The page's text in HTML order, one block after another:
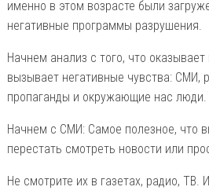
именно в этом возрасте были
негативные программы разрушения.
Начнем анализ с того, что
вызывает негативные чувства: СМИ,
пропаганды и окружающие нас люди.
Начнем с СМИ: Самое полезное, что
перестать смотреть новости или
Не смотрите их в газетах, радио,